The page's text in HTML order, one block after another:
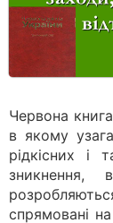
Червона
в якому
рідкісних і
зникнення,
спрямовані